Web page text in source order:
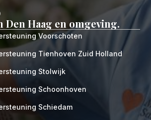
Den Haag en omgeving.
Voorschoten
Tienhoven Zuid Holland
Stolwijk
Schoonhoven
Schiedam